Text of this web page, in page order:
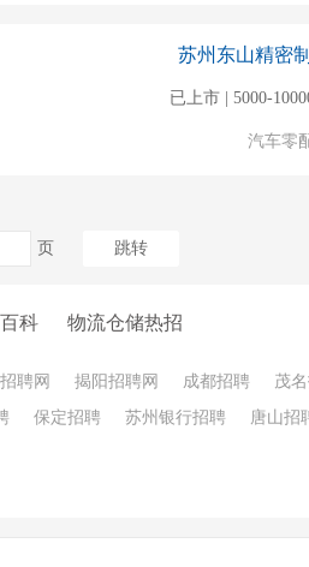
苏州东山精密
已上市 | 5000-
汽车零
页 跳转
科 物流仓储热招
聘网 揭阳招聘网 成都招聘 茂
保定招聘 苏州银行招聘 唐山招